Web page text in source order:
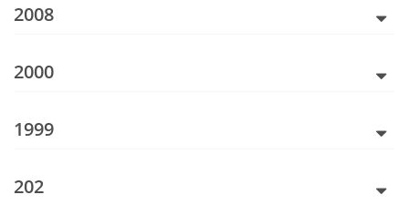
2008
2000
1999
202